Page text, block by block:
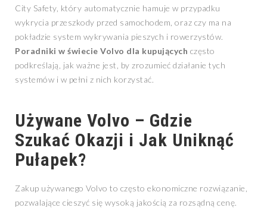
City Safety, który automatycznie hamuje w przypadku
wykrycia przeszkody przed samochodem, oraz czy ma na
pokładzie system wykrywania pieszych i rowerzystów.
Poradniki w świecie Volvo dla kupujących często
podkreślają, jak ważne jest, by zrozumieć działanie tych
systemów i w pełni z nich korzystać.
Używane Volvo – Gdzie
Szukać Okazji i Jak Uniknąć
Pułapek?
Zakup używanego Volvo to często ekonomiczne rozwiązanie,
pozwalające cieszyć się wysoką jakością za rozsądną cenę.